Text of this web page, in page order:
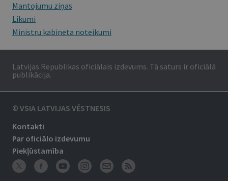
Mantojumu ziņas
Likumi
Ministru kabineta noteikumi
Latvijas Republikas oficiālais izdevums. Tā saturs ir oficiālā
publikācija.
© VSIA LATVIJAS VĒSTNESIS
Kontakti
Par oficiālo izdevumu
Piekļūstamība